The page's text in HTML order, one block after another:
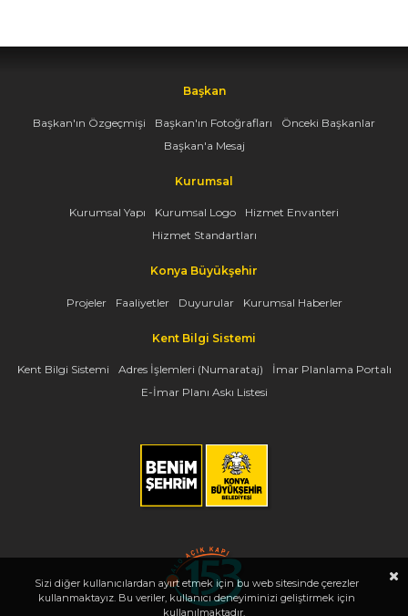
Başkan
Başkan'ın Özgeçmişi Başkan'ın Fotoğrafları
Önceki Başkanlar
Başkan'a Mesaj
Kurumsal
Kurumsal Yapı Kurumsal Logo
Hizmet Envanteri
Hizmet Standartları
Konya Büyükşehir
Projeler Faaliyetler Duyurular Kurumsal Haberler
Kent Bilgi Sistemi
Kent Bilgi Sistemi Adres İşlemleri (Numarataj)
İmar Planlama Portalı
E-İmar Planı Askı Listesi
Sizi diğer kullanıcılardan ayırt etmek için bu web sitesinde çerezler
kullanmaktayız. Bu veriler, kullanıcı deneyiminizi geliştirmek için
kullanılmaktadır.